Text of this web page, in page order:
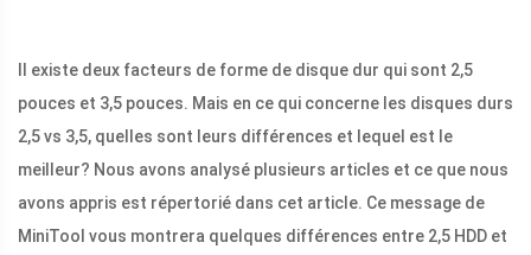
Il existe deux facteurs de forme de disque dur qui sont 2,5
pouces et 3,5 pouces. Mais en ce qui concerne les disques durs
2,5 vs 3,5, quelles sont leurs différences et lequel est le
meilleur? Nous avons analysé plusieurs articles et ce que nous
avons appris est répertorié dans cet article. Ce message de
MiniTool vous montrera quelques différences entre 2,5 HDD et